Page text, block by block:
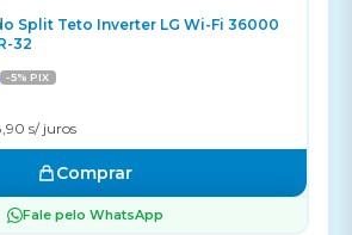
Split Teto Inverter LG Wi-Fi 36000
32
-5% PIX
s/ juros
Comprar
Fale pelo WhatsApp